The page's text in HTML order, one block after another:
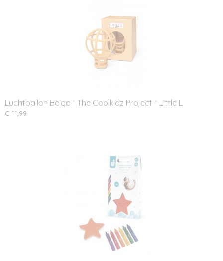
Luchtballon Beige - The Coolkidz Project - Little L
€ 11,99